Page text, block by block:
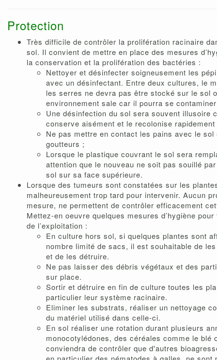
Protection
Très difficile de contrôler la prolifération racinaire
sol. Il convient de mettre en place des mesures
la conservation et la prolifération des bactéries :
Nettoyer et désinfecter soigneusement les
avec un désinfectant. Entre deux cultures, le
les serres ne devra pas être stocké sur le sol
environnement sale car il pourra se
Une désinfection du sol sera souvent illusoire
conserve aisément et le recolonise
Ne pas mettre en contact les pains avec le
goutteurs ;
Lorsque le plastique couvrant le sol sera
attention que le nouveau ne soit pas souillé
sol sur sa face supérieure.
Lorsque des tumeurs sont constatées sur les
malheureusement trop tard pour intervenir. Aucun
mesure, ne permettent de contrôler efficacement
Mettez-en oeuvre quelques mesures d’hygiène pour
de l’exploitation :
En culture hors sol, si quelques plantes sont
nombre limité de sacs, il est souhaitable de
et de les détruire.
Ne pas laisser des débris végétaux et des
sur place.
Sortir et détruire en fin de culture toutes les
particulier leur système racinaire.
Eliminer les substrats, réaliser un nettoyage
du matériel utilisé dans celle-ci.
En sol réaliser une rotation durant plusieurs
monocotylédones, des céréales comme le blé
conviendra de contrôler que d'autres